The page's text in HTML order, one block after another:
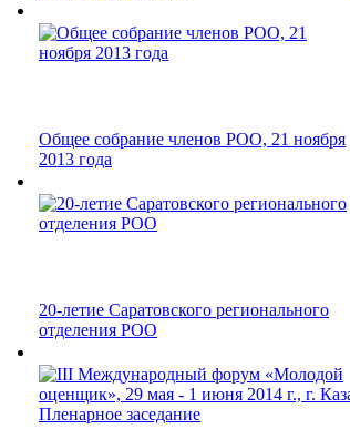
Общее собрание членов РОО, 21 ноября
2013 года
20-летие Саратовского регионального
отделения РОО